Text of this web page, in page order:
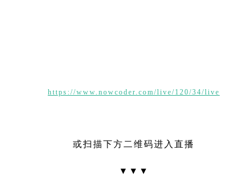
https://www.nowcoder.com/live/120/34/live
或扫描下方二维码进入直播
▼▼▼